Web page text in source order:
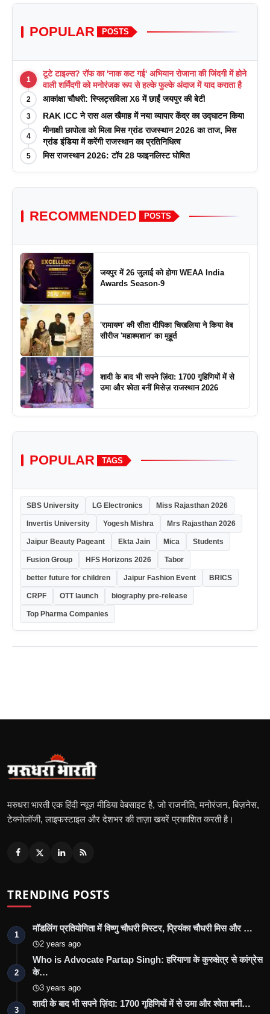
POPULAR POSTS
1
टूटे टाइल्स? रॉफ का 'नाक कट गई' अभियान रोजाना की जिंदगी में होने
वाली शर्मिंदगी को मनोरंजक रूप से हल्के फुल्के अंदाज में याद कराता है
2 आकांक्षा चौधरी: स्प्लिट्सविला X6 में छाईं जयपुर की बेटी
3 RAK ICC ने रास अल खैमाह में नया व्यापार केंद्र का उद्घाटन किया
4
मीनाक्षी छापोला को मिला मिस ग्रांड राजस्थान 2026 का ताज, मिस
ग्रांड इंडिया में करेंगी राजस्थान का प्रतिनिधित्व
5 मिस राजस्थान 2026: टॉप 28 फाइनलिस्ट घोषित
RECOMMENDED POSTS
जयपुर में 26 जुलाई को होगा WEAA India
Awards Season-9
'रामायण' की सीता दीपिका चिखलिया ने किया वेब
सीरीज 'महाश्मशान' का मुहूर्त
शादी के बाद भी सपने ज़िंदा: 1700 गृहिणियों में से
उमा और श्वेता बनीं मिसेज़ राजस्थान 2026
POPULAR TAGS
SBS University LG Electronics Miss Rajasthan 2026
Invertis University Yogesh Mishra Mrs Rajasthan 2026
Jaipur Beauty Pageant Ekta Jain Mica Students
Fusion Group HFS Horizons 2026 Tabor
better future for children Jaipur Fashion Event BRICS
CRPF OTT launch biography pre-release
Top Pharma Companies
मरुधरा भारती एक हिंदी न्यूज़ मीडिया वेबसाइट है, जो राजनीति, मनोरंजन, बिज़नेस,
टेक्नोलॉजी, लाइफस्टाइल और देशभर की ताज़ा खबरें प्रकाशित करती है।
TRENDING POSTS
1
मॉडलिंग प्रतियोगिता में विष्णु चौधरी मिस्टर, प्रियंका चौधरी मिस और …
2 years ago
2
Who is Advocate Partap Singh: हरियाणा के कुरुक्षेत्र से कांग्रेस
के…
3 years ago
3
शादी के बाद भी सपने ज़िंदा: 1700 गृहिणियों में से उमा और श्वेता बनी…